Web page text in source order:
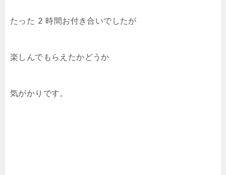
たった 2 時間お付き合いでしたが
楽しんでもらえたかどうか
気がかりです。